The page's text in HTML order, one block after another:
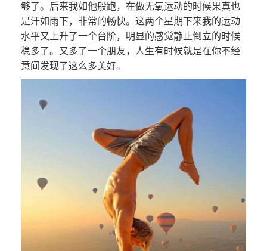
够了。后来我如他般跑，在做无氧运动的时候果真也
是汗如雨下，非常的畅快。这两个星期下来我的运动
水平又上升了一个台阶，明显的感觉静止倒立的时候
稳多了。又多了一个朋友，人生有时候就是在你不经
意间发现了这么多美好。